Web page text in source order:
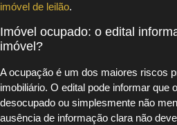
imóvel de leilão.
Imóvel ocupado: o edital
imóvel?
A ocupação é um dos maiores riscos
imobiliário. O edital pode informar que
desocupado ou simplesmente não
ausência de informação clara não